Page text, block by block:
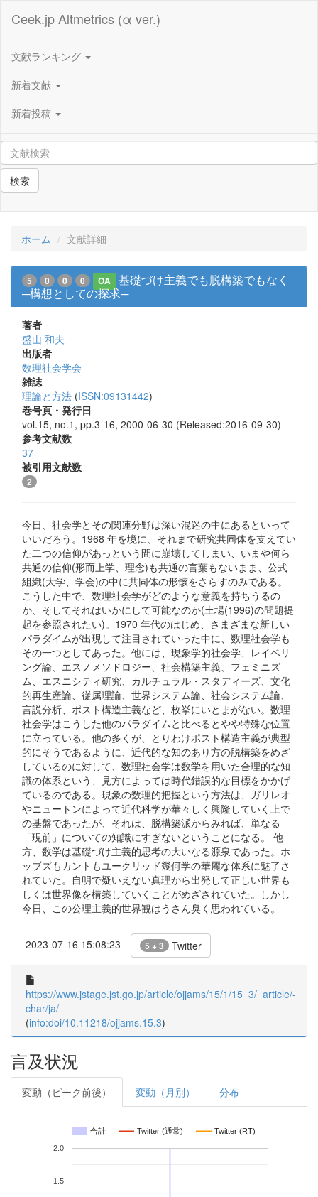
Ceek.jp Altmetrics (α ver.)
文献ランキング
新着文献
新着投稿
検索
ホーム 文献詳細
5 0 0 0 OA
基礎づけ主義でも脱構築でもなく
─構想としての探求─
著者
盛山 和夫
出版者
数理社会学会
雑誌
理論と方法 (ISSN:09131442)
巻号頁・発行日
vol.15, no.1, pp.3-16, 2000-06-30 (Released:2016-09-30)
参考文献数
37
被引用文献数
2
今日、社会学とその関連分野は深い混迷の中にあるといって
いいだろう。1968 年を境に、それまで研究共同体を支えてい
た二つの信仰があっという間に崩壊してしまい、いまや何ら
共通の信仰(形而上学、理念)も共通の言葉もないまま、公式
組織(大学、学会)の中に共同体の形骸をさらすのみである。
こうした中で、数理社会学がどのような意義を持ちうるの
か、そしてそれはいかにして可能なのか(土場(1996)の問題提
起を参照されたい)。1970 年代のはじめ、さまざまな新しい
パラダイムが出現して注目されていった中に、数理社会学も
その一つとしてあった。他には、現象学的社会学、レイベリ
ング論、エスノメソドロジー、社会構築主義、フェミニズ
ム、エスニシティ研究、カルチュラル・スタディーズ、文化
的再生産論、従属理論、世界システム論、社会システム論、
言説分析、ポスト構造主義など、枚挙にいとまがない。数理
社会学はこうした他のパラダイムと比べるとやや特殊な位置
に立っている。他の多くが、とりわけポスト構造主義が典型
的にそうであるように、近代的な知のあり方の脱構築をめざ
しているのに対して、数理社会学は数学を用いた合理的な知
識の体系という、見方によっては時代錯誤的な目標をかかげ
ているのである。現象の数理的把握という方法は、ガリレオ
やニュートンによって近代科学が華々しく興隆していく上で
の基盤であったが、それは、脱構築派からみれば、単なる
「現前」についての知識にすぎないということになる。 他
方、数学は基礎づけ主義的思考の大いなる源泉であった。ホ
ッブズもカントもユークリッド幾何学の華麗な体系に魅了さ
れていた。自明で疑いえない真理から出発して正しい世界も
しくは世界像を構築していくことがめざされていた。しかし
今日、この公理主義的世界観はうさん臭く思われている。
2023-07-16 15:08:23 5 + 3 Twitter
https://www.jstage.jst.go.jp/article/ojjams/15/1/15_3/_article/-
char/ja/
(info:doi/10.11218/ojjams.15.3)
言及状況
変動（ピーク前後） 変動（月別） 分布
合計 Twitter (通常) Twitter (RT)
1.5
2.0